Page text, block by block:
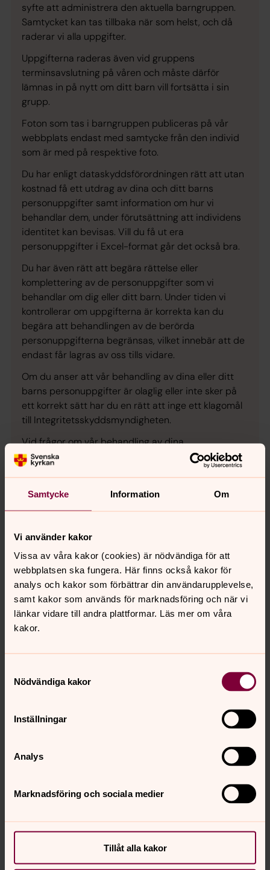
Samtycke Information Om
Vi använder kakor
Vissa av våra kakor (cookies) är nödvändiga för att
webbplatsen ska fungera. Här finns också kakor för
analys och kakor som förbättrar din användarupplevelse,
samt kakor som används för marknadsföring och när vi
länkar vidare till andra plattformar. Läs mer om våra
kakor.
Nödvändiga kakor
Inställningar
Analys
Marknadsföring och sociala medier
Tillåt alla kakor
syfte att administrera den aktuella barngruppen.
Samtycket kan tas tillbaka när som helst, och då
raderar vi alla uppgifter.
Uppgifterna raderas även vid gruppens
terminsavslutning på våren och måste därför
lämnas in på nytt om ditt barn vill fortsätta i sin
grupp.
Foton som tas i barngruppen publiceras på vår
webbplats endast med samtycke från den individ
som är med på respektive foto.
Du har enligt dataskyddsförordningen rätt att utan
kostnad få ett utdrag av dina och ditt barns
personuppgifter samt information om hur vi
behandlar dem, under förutsättning att individens
identitet kan bevisas. Vill du få ut era
personuppgifter i Excel-format går det också bra.
Du har även rätt att begära rättelse eller
komplettering av de personuppgifter som vi
behandlar om dig eller ditt barn. Under tiden vi
kontrollerar om uppgifterna är korrekta kan du
begära att behandlingen av de berörda
personuppgifterna begränsas, vilket innebär att de
endast får lagras av oss tills vidare.
Om du anser att vår behandling av dina eller ditt
barns personuppgifter är olaglig eller inte sker på
ett korrekt sätt har du en rätt att inge ett klagomål
till Integritetsskyddsmyndigheten.
Vid frågor om vår behandling av dina
personuppgifter kan du
höra av dig till oss.